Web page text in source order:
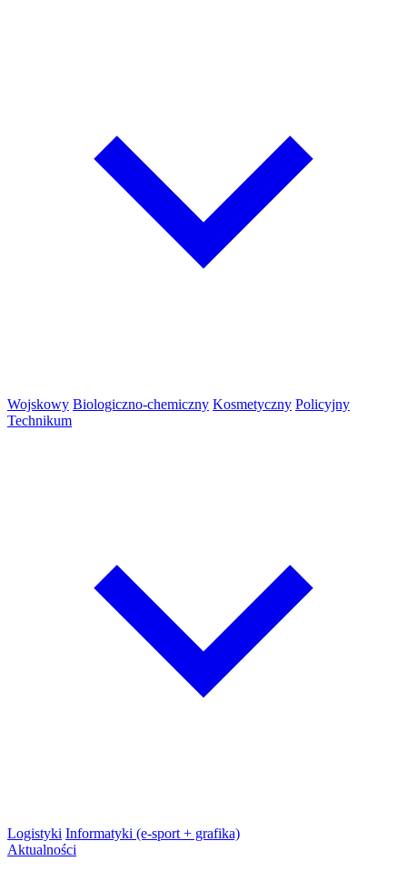
Wojskowy Biologiczno-chemiczny Kosmetyczny Policyjny
Technikum
Logistyki Informatyki (e-sport + grafika)
Aktualności